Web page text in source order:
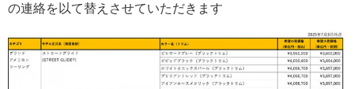
の連絡を以て替えさせていただきます